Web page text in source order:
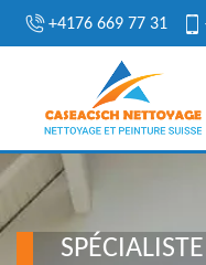
+4176 669 77 31